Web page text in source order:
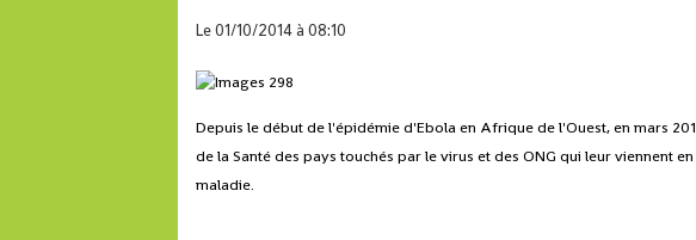
Le 01/10/2014à 08:10
Depuis le début de l'épidémie d'Ebola en Afrique de l'Ouest, en mars
de la Santé des pays touchés par le virus et des ONG qui leur viennent
maladie.